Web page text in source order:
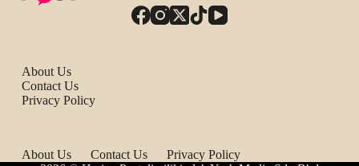
About Us
Contact Us
Privacy Policy
About Us Contact Us
Privacy Policy